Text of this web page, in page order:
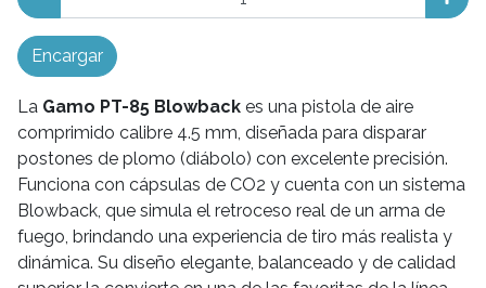
Encargar
La Gamo PT-85 Blowback es una pistola de aire
comprimido calibre 4.5 mm, diseñada para disparar
postones de plomo (diábolo) con excelente precisión.
Funciona con cápsulas de CO2 y cuenta con un sistema
Blowback, que simula el retroceso real de un arma de
fuego, brindando una experiencia de tiro más realista y
dinámica. Su diseño elegante, balanceado y de calidad